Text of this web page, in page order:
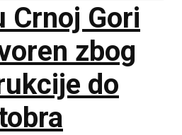
Crnoj Gori
zbog
do